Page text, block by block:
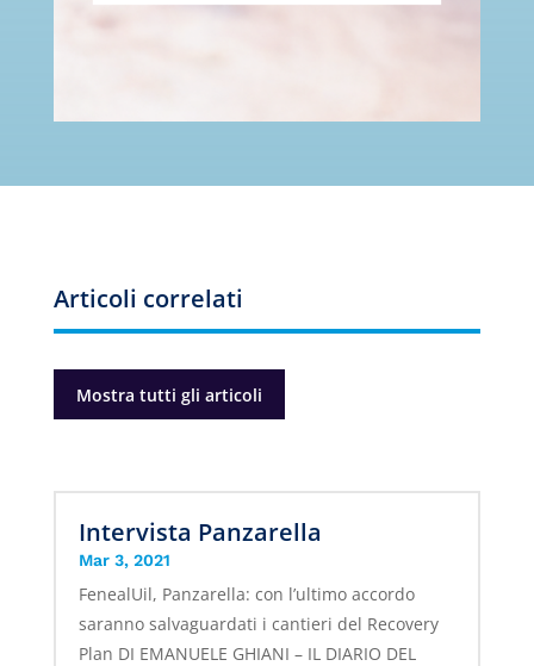
Articoli correlati
Mostra tutti gli articoli
Intervista Panzarella
Mar 3, 2021
FenealUil, Panzarella: con l’ultimo accordo
saranno salvaguardati i cantieri del Recovery
Plan DI EMANUELE GHIANI – IL DIARIO DEL